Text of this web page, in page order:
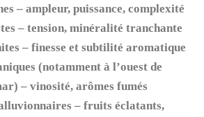
– ampleur, puissance, complexité
– tension, minéralité tranchante
– finesse et subtilité aromatique
(notamment à l’ouest de
– vinosité, arômes fumés
– fruits éclatants,